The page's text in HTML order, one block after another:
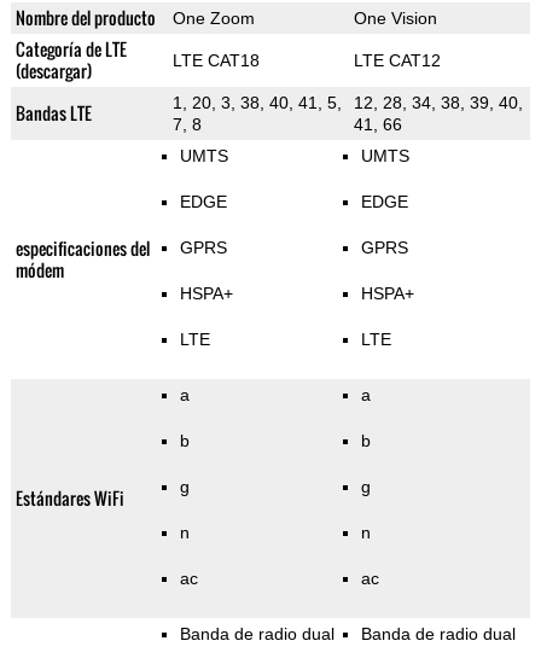
Nombre del producto One Zoom One Vision
Categoría de LTE
(descargar)
LTE CAT18 LTE CAT12
Bandas LTE
1, 20, 3, 38, 40, 41, 5,
7, 8
12, 28, 34, 38, 39, 40,
41, 66
especificaciones del
módem
UMTS
EDGE
GPRS
HSPA+
LTE
UMTS
EDGE
GPRS
HSPA+
LTE
Estándares WiFi
a
b
g
n
ac
a
b
g
n
ac
Banda de radio dual Banda de radio dual